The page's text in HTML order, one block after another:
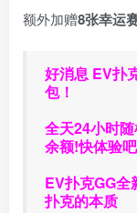
额外加赠8张幸运
好消息 EV扑
包！
全天24小时
余额!快体验吧
EV扑克GG全
扑克的本质